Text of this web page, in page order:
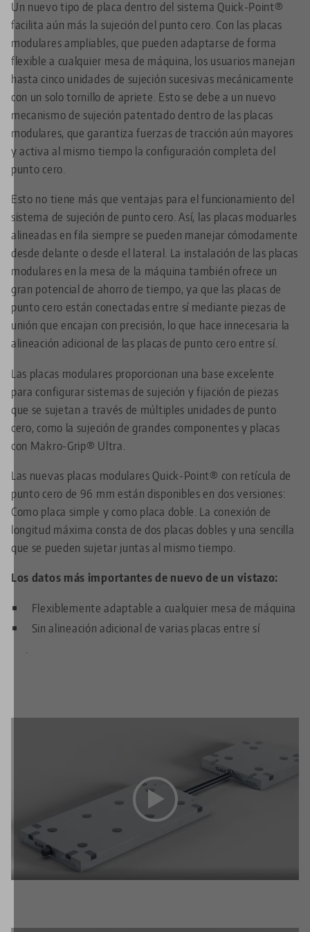
Un nuevo tipo de placa dentro del sistema Quick-Point®
facilita aún más la sujeción del punto cero. Con las placas
modulares ampliables, que pueden adaptarse de forma
flexible a cualquier mesa de máquina, los usuarios manejan
hasta cinco unidades de sujeción sucesivas mecánicamente
con un solo tornillo de apriete. Esto se debe a un nuevo
mecanismo de sujeción patentado dentro de las placas
modulares, que garantiza fuerzas de tracción aún mayores
y activa al mismo tiempo la configuración completa del
punto cero.
Esto no tiene más que ventajas para el funcionamiento del
sistema de sujeción de punto cero. Así, las placas moduarles
alineadas en fila siempre se pueden manejar cómodamente
desde delante o desde el lateral. La instalación de las placas
modulares en la mesa de la máquina también ofrece un
gran potencial de ahorro de tiempo, ya que las placas de
punto cero están conectadas entre sí mediante piezas de
unión que encajan con precisión, lo que hace innecesaria la
alineación adicional de las placas de punto cero entre sí.
Las placas modulares proporcionan una base excelente
para configurar sistemas de sujeción y fijación de piezas
que se sujetan a través de múltiples unidades de punto
cero, como la sujeción de grandes componentes y placas
con Makro-Grip® Ultra.
Las nuevas placas modulares Quick-Point® con retícula de
punto cero de 96 mm están disponibles en dos versiones:
Como placa simple y como placa doble. La conexión de
longitud máxima consta de dos placas dobles y una sencilla
que se pueden sujetar juntas al mismo tiempo.
Los datos más importantes de nuevo de un vistazo:
Flexiblemente adaptable a cualquier mesa de máquina
Sin alineación adicional de varias placas entre sí